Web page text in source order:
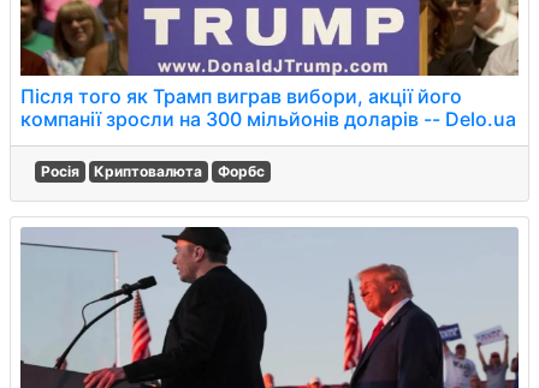
Після того як Трамп виграв вибори, акції його
компанії зросли на 300 мільйонів доларів -- Delo.ua
Росія Криптовалюта Форбс